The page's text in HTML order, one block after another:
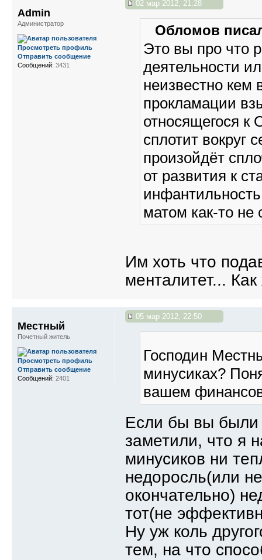
02 мар 2012, 21:28
Обломов
Это вы про что
деятельности
неизвестно кем
прокламации
относящегося к
сплотит вокруг
произойдёт
от развития к
матом как-то не
Им хоть что
менталитет...
Admin
Администратор
Просмотреть профиль
Отправить сообщение
Сообщений: 3431
05 мар 2012, 22:50
Господин
минусиках?
вашем
Если бы вы
заметили, что я
минусиков ни
недоросль(или
окончательно)
тот(не
Ну уж коль
тем, на что
Местный
Почетный житель
Просмотреть профиль
Отправить сообщение
Сообщений: 2401